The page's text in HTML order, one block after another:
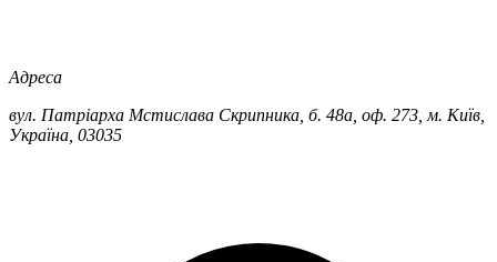
Адреса
вул. Патріарха Мстислава Скрипника, б. 48а, оф. 273, м. Київ,
Україна, 03035